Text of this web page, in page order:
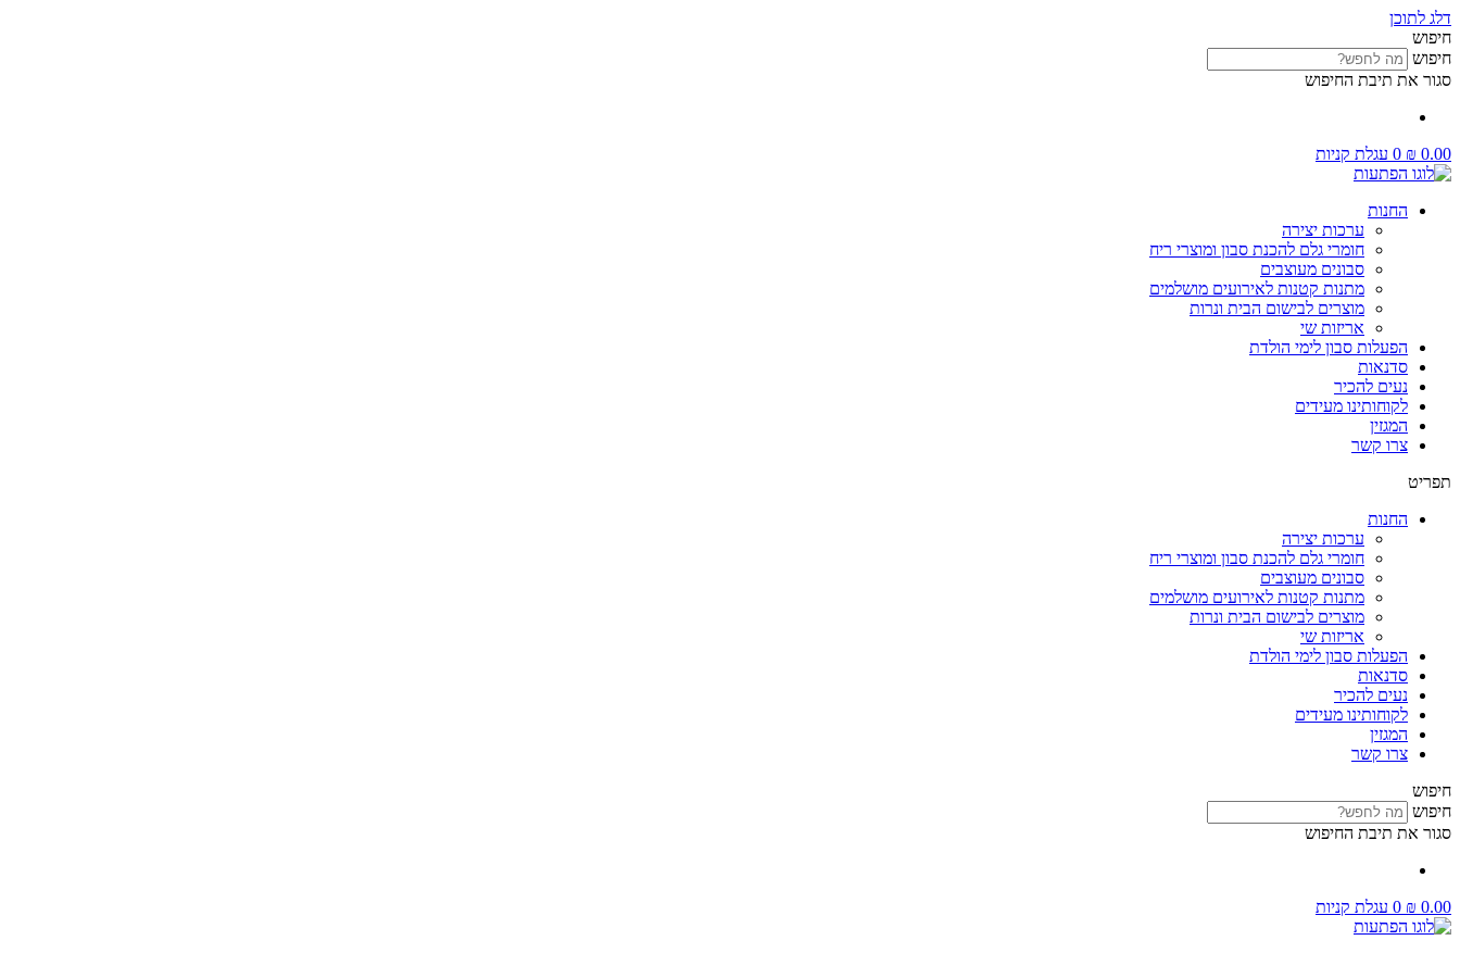
דלג לתוכן
חיפוש
חיפוש
סגור את תיבת החיפוש
₪ 0.00
0 עגלת קניות
החנות
ערכות יצירה
חומרי גלם להכנת סבון ומוצרי ריח
סבונים מעוצבים
מתנות קטנות לאירועים מושלמים
מוצרים לבישום הבית ונרות
אריזות שי
הפעלות סבון לימי הולדת
סדנאות
נעים להכיר
לקוחותינו מעידים
המגזין
צרו קשר
תפריט
החנות
ערכות יצירה
חומרי גלם להכנת סבון ומוצרי ריח
סבונים מעוצבים
מתנות קטנות לאירועים מושלמים
מוצרים לבישום הבית ונרות
אריזות שי
הפעלות סבון לימי הולדת
סדנאות
נעים להכיר
לקוחותינו מעידים
המגזין
צרו קשר
חיפוש
חיפוש
סגור את תיבת החיפוש
₪ 0.00
0 עגלת קניות